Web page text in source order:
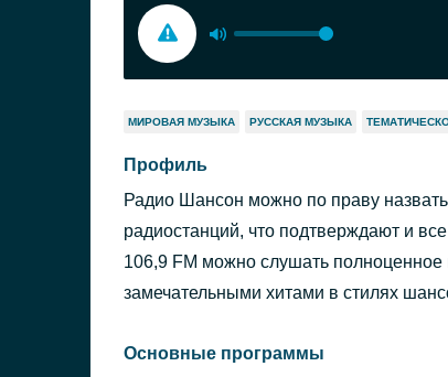
МИРОВАЯ МУЗЫКА РУССКАЯ МУЗЫКА
Профиль
Радио Шансон можно по праву
радиостанций, что подтверждают и
106,9 FM можно слушать
замечательными хитами в стилях
Основные программы